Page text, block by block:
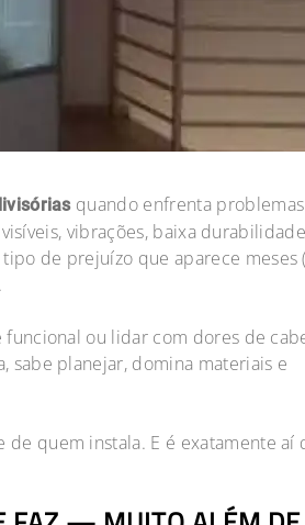
quando enfrenta problemas
vibrações, baixa
de prejuízo que aparece meses
ou lidar com dores de
sabe planejar, domina materiais e
quem instala. E é exatamente aí